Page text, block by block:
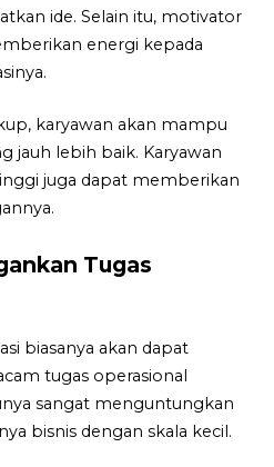
ide. Selain itu, motivator
energi kepada
karyawan akan mampu
jauh lebih baik. Karyawan
juga dapat memberikan
Tugas
biasanya akan dapat
tugas operasional
sangat menguntungkan
bisnis dengan skala kecil.